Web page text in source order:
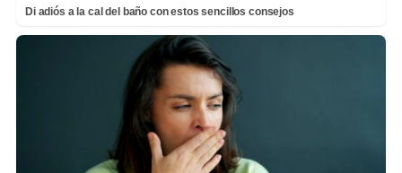
Di adiós a la cal del baño con estos sencillos consejos